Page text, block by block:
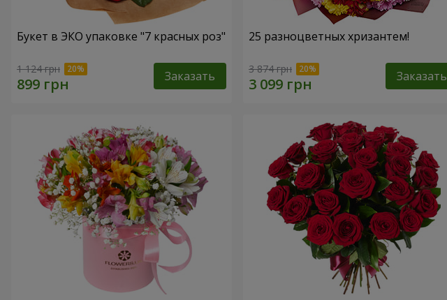
Букет в ЭКО упаковке "7 красных роз"
1 124 грн Заказать
25 разноцветных хризантем!
3 874 грн Заказать